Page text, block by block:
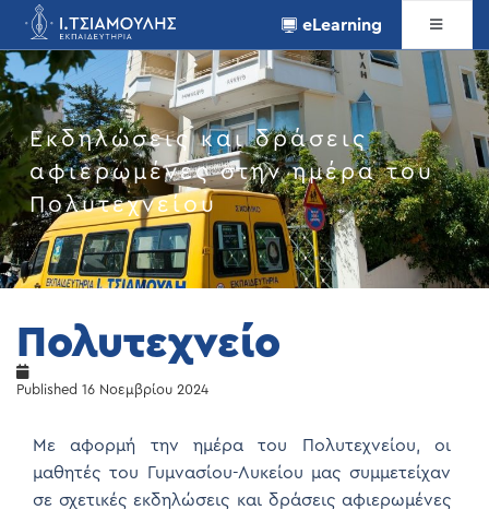
eLearning
Εκδηλώσεις και δράσεις
αφιερωμένες στην ημέρα του
Πολυτεχνείου
Πολυτεχνείο
Published 16 Νοεμβρίου 2024
Με αφορμή την ημέρα του Πολυτεχνείου, οι
μαθητές του Γυμνασίου-Λυκείου μας συμμετείχαν
σε σχετικές εκδηλώσεις και δράσεις αφιερωμένες